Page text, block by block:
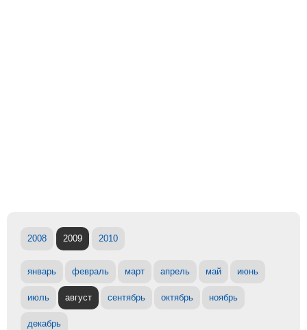
2008 2009 2010
январь февраль март апрель май июнь
июль август сентябрь октябрь ноябрь
декабрь